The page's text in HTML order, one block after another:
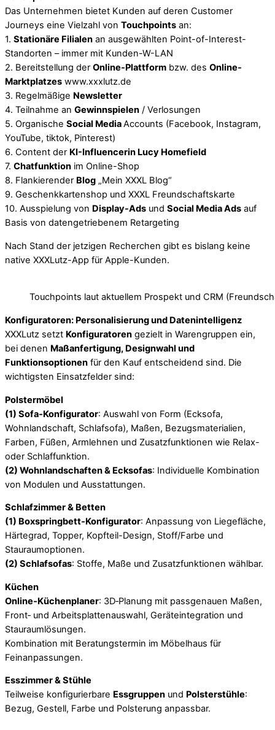
Das Unternehmen bietet Kunden auf deren Customer
Journeys eine Vielzahl von Touchpoints an:
1. Stationäre Filialen an ausgewählten Point-of-Interest-
Standorten – immer mit Kunden-W-LAN
2. Bereitstellung der Online-Plattform bzw. des Online-
Marktplatzes www.xxxlutz.de
3. Regelmäßige Newsletter
4. Teilnahme an Gewinnspielen / Verlosungen
5. Organische Social MediaAccounts (Facebook, Instagram,
YouTube, tiktok, Pinterest)
6. Content der KI-Influencerin Lucy Homefield
7. Chatfunktion im Online-Shop
8. Flankierender Blog „Mein XXXL Blog“
9. Geschenkkartenshop und XXXL Freundschaftskarte
10. Ausspielung von Display-Ads und Social Media Ads auf
Basis von datengetriebenem Retargeting
Nach Stand der jetzigen Recherchen gibt es bislang keine
native XXXLutz-App für Apple-Kunden.
Touchpoints laut aktuellem Prospekt und CRM
Konfiguratoren: Personalisierung und Datenintelligenz
XXXLutz setzt Konfiguratoren gezielt in Warengruppen ein,
bei denen Maßanfertigung, Designwahl und
Funktionsoptionen für den Kauf entscheidend sind. Die
wichtigsten Einsatzfelder sind:
Polstermöbel
(1) Sofa‑Konfigurator: Auswahl von Form (Ecksofa,
Wohnlandschaft, Schlafsofa), Maßen, Bezugsmaterialien,
Farben, Füßen, Armlehnen und Zusatzfunktionen wie Relax-
oder Schlaffunktion.
(2) Wohnlandschaften & Ecksofas: Individuelle Kombination
von Modulen und Ausstattungen.
Schlafzimmer & Betten
(1) Boxspringbett‑Konfigurator: Anpassung von Liegefläche,
Härtegrad, Topper, Kopfteil-Design, Stoff/Farbe und
Stauraumoptionen.
(2) Schlafsofas: Stoffe, Maße und Zusatzfunktionen wählbar.
Küchen
Online‑Küchenplaner: 3D‑Planung mit passgenauen Maßen,
Front‑ und Arbeitsplattenauswahl, Geräteintegration und
Stauraumlösungen.
Kombination mit Beratungstermin im Möbelhaus für
Feinanpassungen.
Esszimmer & Stühle
Teilweise konfigurierbare Essgruppen und Polsterstühle:
Bezug, Gestell, Farbe und Polsterung anpassbar.